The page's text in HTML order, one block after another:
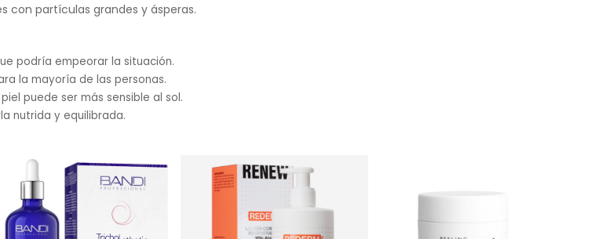
con partículas grandes y ásperas.
podría empeorar la situación.
la mayoría de las personas.
puede ser más sensible al sol.
nutrida y equilibrada.